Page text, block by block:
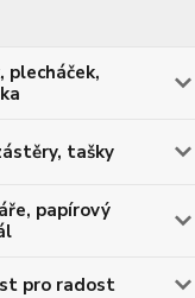
plecháček,
tašky
papírový
pro radost